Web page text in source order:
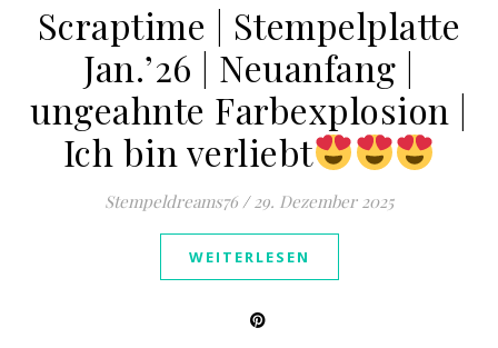
Scraptime | Stempelplatte
Jan.’26 | Neuanfang |
ungeahnte Farbexplosion |
Ich bin verliebt
Stempeldreams76 / 29. Dezember 2025
WEITERLESEN